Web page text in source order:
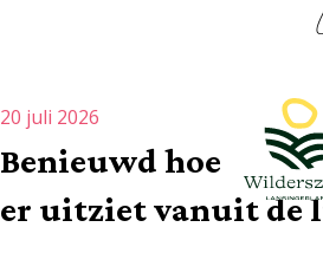
Benieuwd hoe
er uitziet vanuit de
20 juli 2026